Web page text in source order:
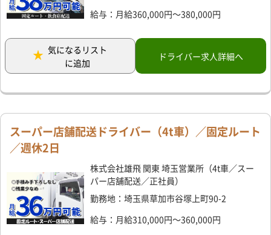
給与：月給360,000円～380,000円
気になるリスト
に追加
ドライバー求人詳細へ
スーパー店舗配送ドライバー（4t車）／固定ルート
／週休2日
株式会社雄飛 関東 埼玉営業所（4t車／スー
パー店舗配送／正社員）
勤務地：埼玉県草加市谷塚上町90-2
給与：月給310,000円～360,000円